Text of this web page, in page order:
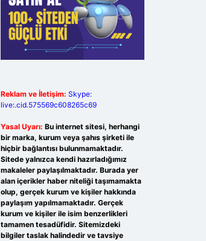
Reklam ve İletişim: Skype:
live:.cid.575569c608265c69
Yasal Uyarı: Bu internet sitesi, herhangi
bir marka, kurum veya şahıs şirketi ile
hiçbir bağlantısı bulunmamaktadır.
Sitede yalnızca kendi hazırladığımız
makaleler paylaşılmaktadır. Burada yer
alan içerikler haber niteliği taşımamakta
olup, gerçek kurum ve kişiler hakkında
paylaşım yapılmamaktadır. Gerçek
kurum ve kişiler ile isim benzerlikleri
tamamen tesadüfidir. Sitemizdeki
bilgiler taslak halindedir ve tavsiye